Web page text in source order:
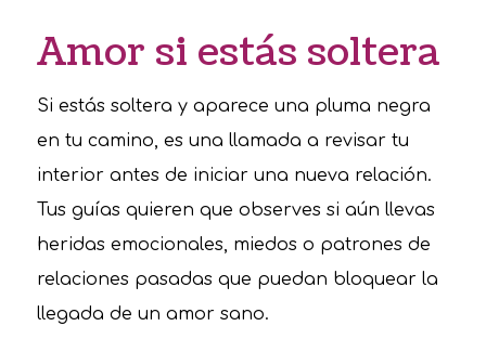
Amor si estás soltera
Si estás soltera y aparece una pluma negra
en tu camino, es una llamada a revisar tu
interior antes de iniciar una nueva relación.
Tus guías quieren que observes si aún llevas
heridas emocionales, miedos o patrones de
relaciones pasadas que puedan bloquear la
llegada de un amor sano.